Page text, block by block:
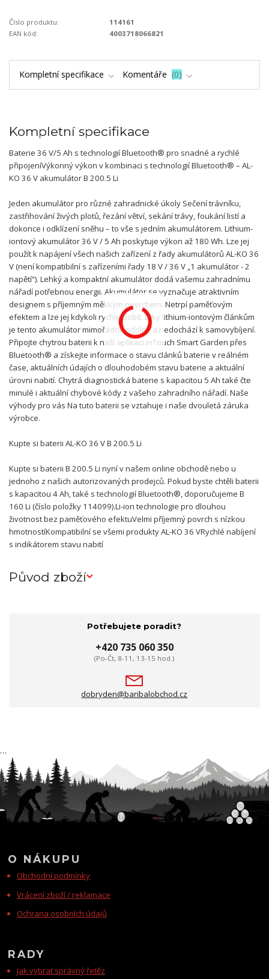
Číslo produktu:
114161
EAN kód:
4003718066821
Kompletní specifikace Komentáře 0
Kompletní specifikace
Baterie 36 V/5 Ah s technologií Bluetooth® pro snadné a rychlé
připojeníVýkonný výkon v kombinaci s technologií Bluetooth® – AL-
KO 36 V akumulátor B 200.5 Li
Jeden akumulátor pro různé zahradnické úkoly Sečení trávníku,
zastřihování živých plotů, řezání větví, sekání trávy, foukání listí a
dokonce i odklízení sněhu – to vše s jedním akumulátorem. Lithium-
iontový akumulátor 36 V / 5 Ah poskytuje výkon až 180 Wh. Lze jej
použít k napájení všech našich zařízení z řady akumulátorů AL-KO 36
V (není kompatibilní s zařízeními řady 18 V / 36 V „1 akumulátor - 2
napětí“). Lehký a kompaktní akumulátor dodá vašemu zahradnímu
nářadí potřebnou energii. Akumulátor se vyznačuje atraktivním
designem s příjemným měkkým povrchem. Netrpí paměťovým
efektem a lze jej kdykoli rychle dobít. Díky lithium-iontovým článkům
je tento akumulátor mimořádně odolný a nedochází k samovybíjení.
Připojte chytrou baterii k naší aplikaci inTouch Smart Garden přes
Bluetooth® a získejte informace o stavu článků baterie v reálném
čase, aktuálních údajích o dlouhodobém stavu baterie a aktuální
úrovni nabití. Chytrá diagnostická baterie s kapacitou 5 Ah také čte
minulé i aktuální chybové kódy z vašeho zahradního nářadí. Naše
výhody pro vás Na tuto baterii se vztahuje i naše dvouletá záruka
výrobce.
Kupte si baterii AL-KO 36 V B 200.5 Li
Kupte si baterii B 200.5 Li nyní v našem online obchodě nebo u
jednoho z našich autorizovaných prodejců. Pokud byste chtěli baterii
s kapacitou 4 Ah, také s technologií Bluetooth®, doporučujeme B
160 Li (číslo položky 114099).Li-ion technologie pro dlouhou
životnost bez paměťového efektuVelmi příjemný povrch s nízkou
hmotnostíKompatibilní se všemi produkty AL-KO 36 VRychlé nabíjení
s indikátorem stavu nabití
Původ zboží
Potřebujete poradit?
+420 735 060 350
(Po-Čt, 8-11, 13-15 hod.)
dobryden@baribalobchod.cz
O NÁKUPU
Obchodní podmínky
Vrácení zboží / reklamace
Ochrana osobních údajů
RADY
Jak vybrat správný řetěz
…